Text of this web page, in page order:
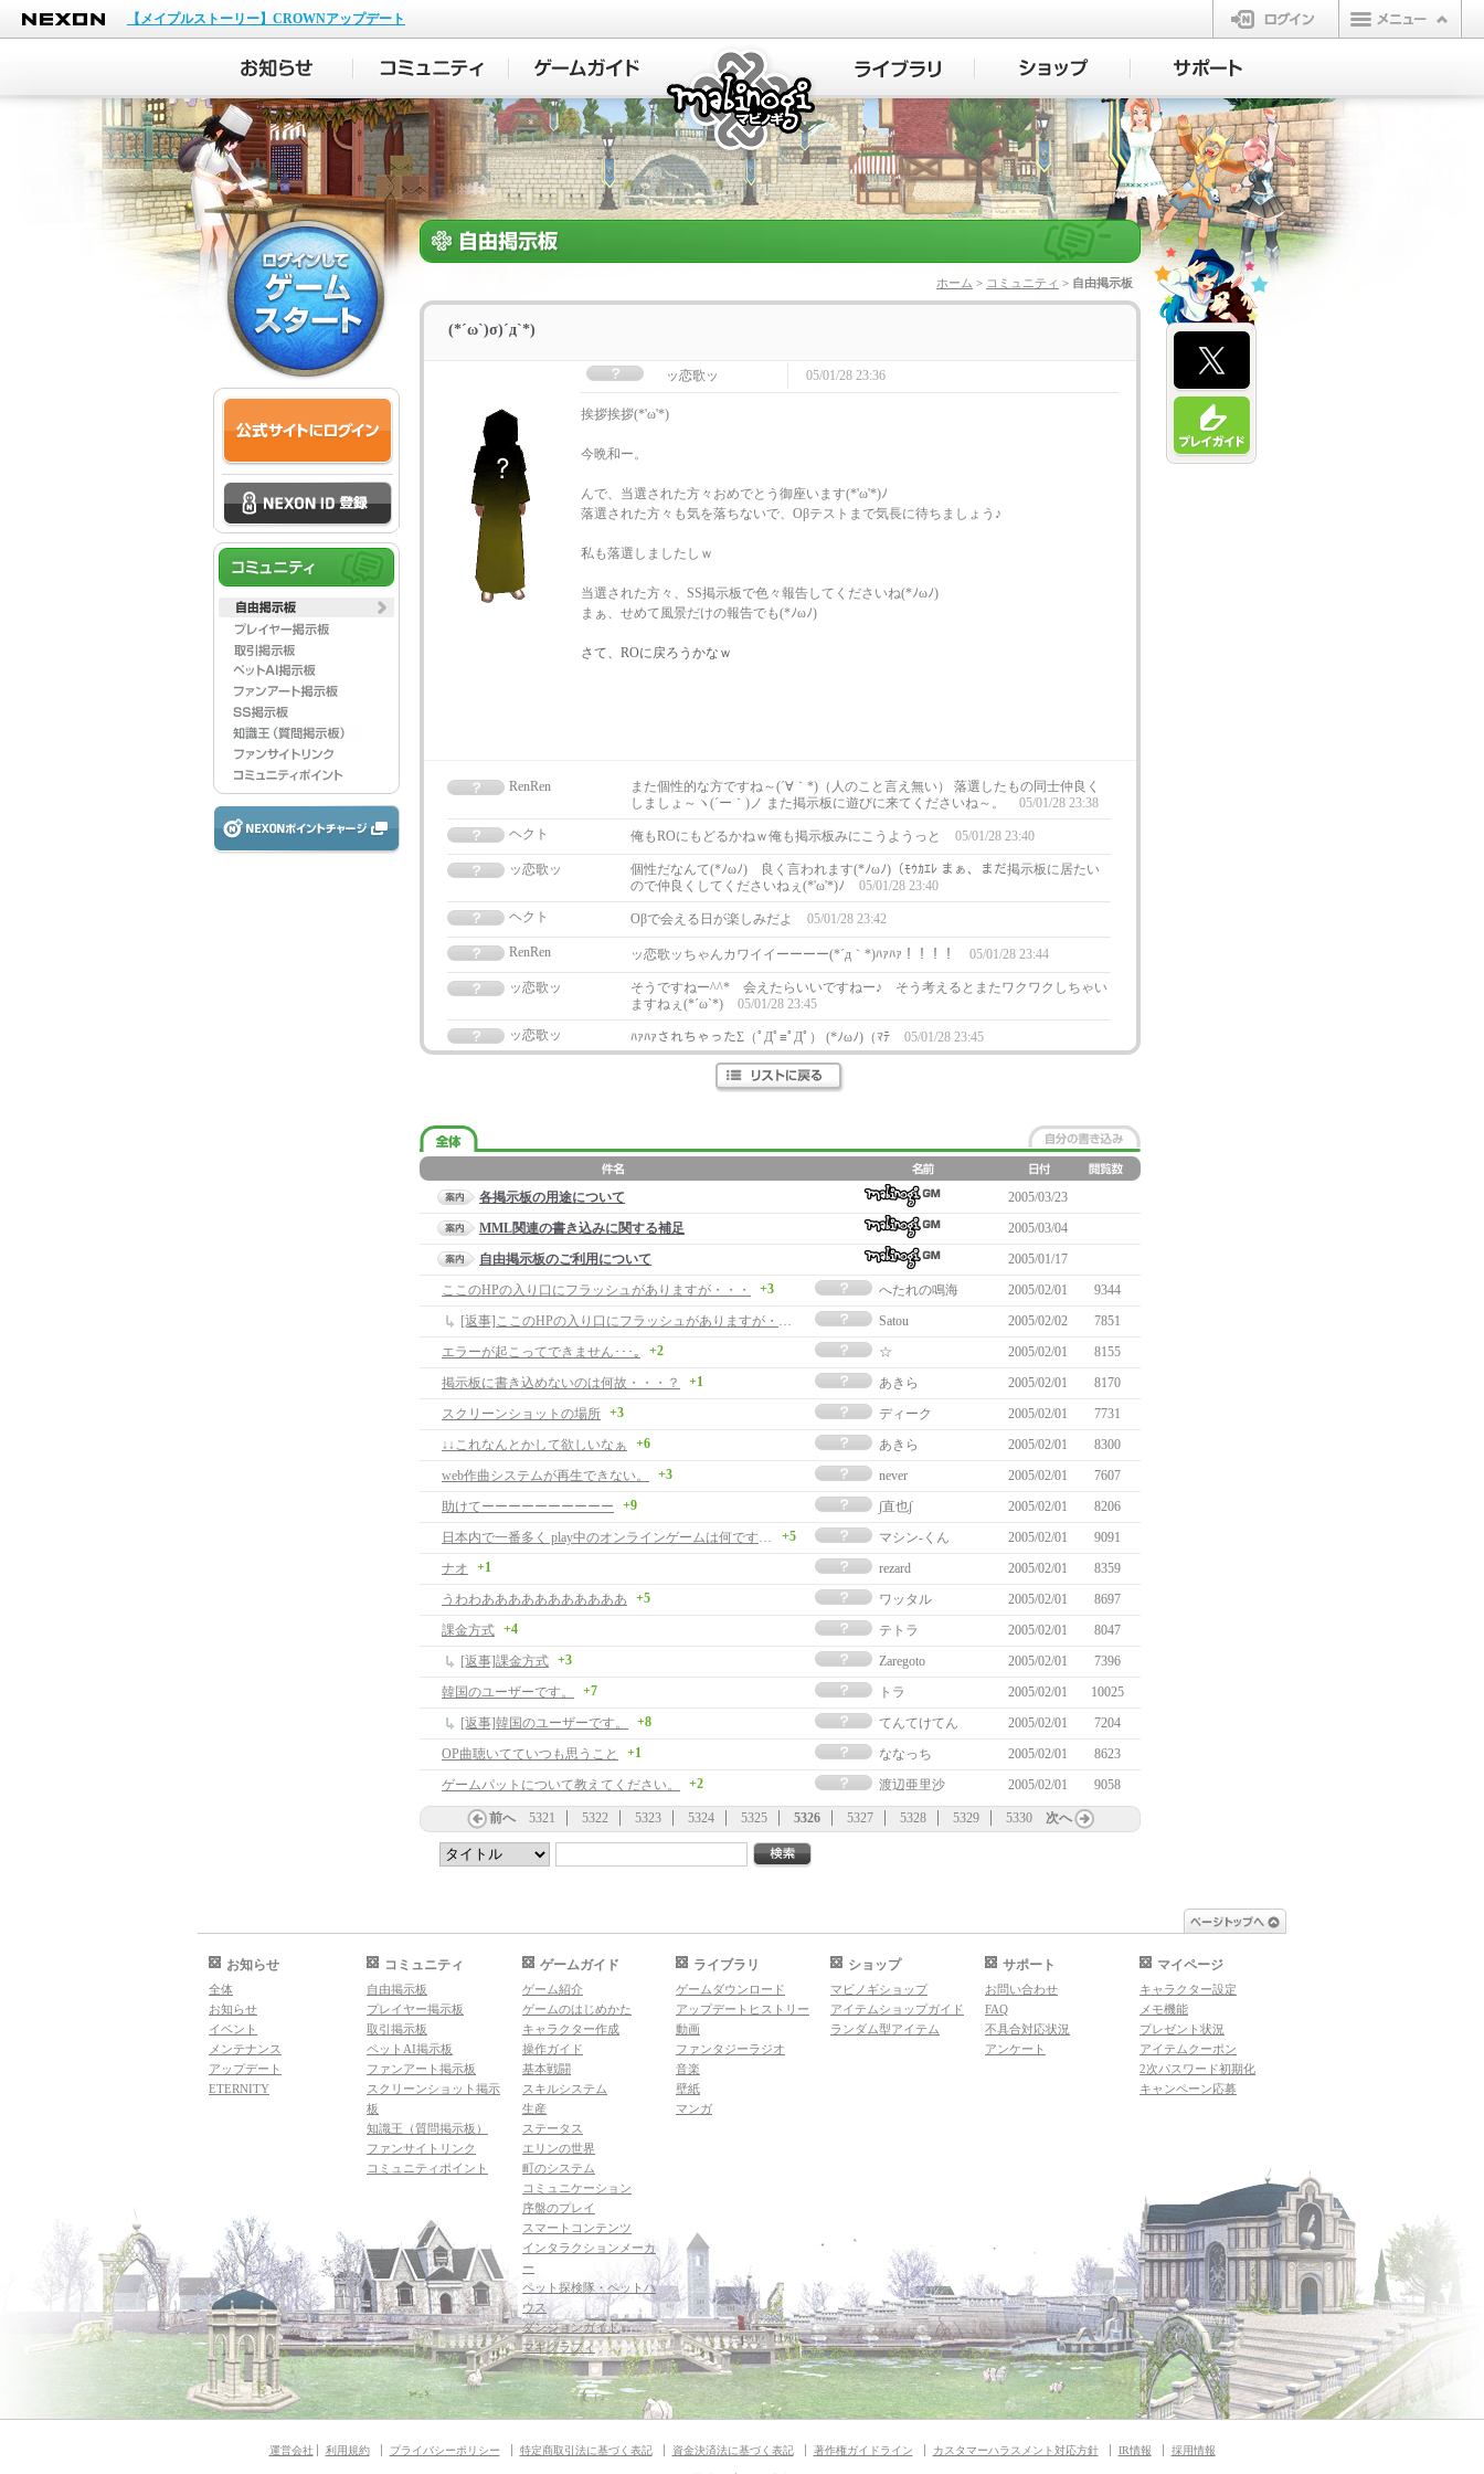
NEXON
【メイプルストーリー】CROWNアップデート
ログイン
マビノギ
ホーム > コミュニティ > 自由掲示板
(*´ω`)σ)´д`*)
ッ恋歌ッ 05/01/28 23:36
挨拶挨拶(*'ω'*)
今晩和ー。
んで、当選された方々おめでとう御座います(*'ω'*)ﾉ
落選された方々も気を落ちないで、Oβテストまで気長に待ちましょう♪
私も落選しましたしｗ
当選された方々、SS掲示板で色々報告してくださいね(*ﾉωﾉ)
まぁ、せめて風景だけの報告でも(*ﾉωﾉ)
さて、ROに戻ろうかなｗ
RenRen
また個性的な方ですね～(´∀｀*)（人のこと言え無い） 落選したもの同士仲良く
しましょ～ヽ(´ー｀)ノ また掲示板に遊びに来てくださいね～。
05/01/28 23:38
ヘクト
俺もROにもどるかねｗ俺も掲示板みにこうようっと 05/01/28 23:40
ッ恋歌ッ
個性だなんて(*ﾉωﾉ) 良く言われます(*ﾉωﾉ)（ﾓｳｶｴﾚ まぁ、まだ掲示板に居たい
ので仲良くしてくださいねぇ(*'ω'*)ﾉ
05/01/28 23:40
ヘクト
Oβで会える日が楽しみだよ 05/01/28 23:42
RenRen ッ恋歌ッちゃんカワイイーーーー(*´д｀*)ﾊｧﾊｧ！！！！ 05/01/28 23:44
ッ恋歌ッ
そうですねー^^* 会えたらいいですねー♪ そう考えるとまたワクワクしちゃい
ますねぇ(*´ω`*)
05/01/28 23:45
ッ恋歌ッ
ﾊｧﾊｧされちゃったΣ（ﾟДﾟ≡ﾟДﾟ） (*ﾉωﾉ)（ﾏﾃ 05/01/28 23:45
各掲示板の用途について
2005/03/23
MML関連の書き込みに関する補足
2005/03/04
自由掲示板のご利用について
2005/01/17
ここのHPの入り口にフラッシュがありますが・・・
+3 へたれの鳴海 2005/02/01
9344
[返事]ここのHPの入り口にフラッシュがありますが・・・
Satou 2005/02/02
7851
エラーが起こってできません･･･｡
+2 ☆ 2005/02/01
8155
掲示板に書き込めないのは何故・・・？
+1 あきら 2005/02/01
8170
スクリーンショットの場所 +3 ディーク 2005/02/01
7731
↓↓これなんとかして欲しいなぁ
+6 あきら 2005/02/01
8300
web作曲システムが再生できない。
+3 never 2005/02/01
7607
助けてーーーーーーーーーー
+9 ∫直也∫ 2005/02/01
8206
日本内で一番多く play中のオンラインゲームは何ですか?
+5 マシン-くん 2005/02/01
9091
ナオ
+1 rezard 2005/02/01
8359
うわわあああああああああああ
+5 ワッタル 2005/02/01
8697
課金方式 +4 テトラ 2005/02/01
8047
[返事]課金方式 +3 Zaregoto 2005/02/01
7396
韓国のユーザーです。
+7 トラ 2005/02/01
10025
[返事]韓国のユーザーです。
+8 てんてけてん 2005/02/01
7204
OP曲聴いてていつも思うこと
+1 ななっち 2005/02/01
8623
ゲームパットについて教えてください。
+2 渡辺亜里沙 2005/02/01 9058
前へ 5321 5322 5323 5324 5325 5326 5327 5328 5329 5330 次へ
お知らせ
全体
お知らせ
イベント
メンテナンス
アップデート
ETERNITY
コミュニティ
自由掲示板
プレイヤー掲示板
取引掲示板
ペットAI掲示板
ファンアート掲示板
スクリーンショット掲示
板
知識王（質問掲示板）
ファンサイトリンク
コミュニティポイント
ゲームガイド
ゲーム紹介
ゲームのはじめかた
キャラクター作成
操作ガイド
基本戦闘
スキルシステム
生産
ステータス
エリンの世界
町のシステム
コミュニケーション
序盤のプレイ
スマートコンテンツ
インタラクションメーカ
ー
ペット探検隊・ペットハ
ウス
ダンジョンガイド
マギグラフィ
ライブラリ
ゲームダウンロード
アップデートヒストリー
動画
ファンタジーラジオ
音楽
壁紙
マンガ
ショップ
マビノギショップ
アイテムショップガイド
ランダム型アイテム
サポート
お問い合わせ
FAQ
不具合対応状況
アンケート
マイページ
キャラクター設定
メモ機能
プレゼント状況
アイテムクーポン
2次パスワード初期化
キャンペーン応募
運営会社 利用規約 プライバシーポリシー 特定商取引法に基づく表記 資金決済法に基づく表記 著作権ガイドライン カスタマーハラスメント対応方針 IR情報 採用情報